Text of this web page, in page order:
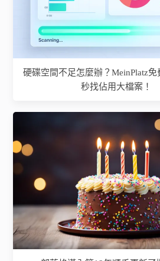
硬碟空間不足怎麼辦？MeinPlatz免
秒找佔用大檔案！